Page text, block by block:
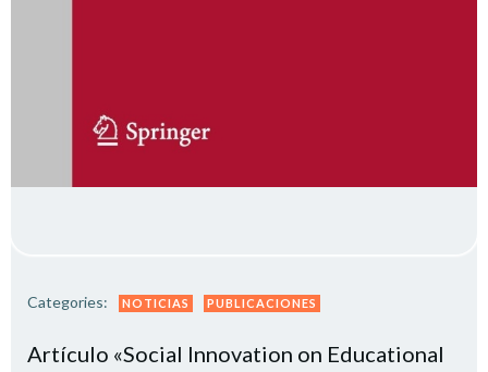
Categories: NOTICIAS PUBLICACIONES
Artículo «Social Innovation on Educational